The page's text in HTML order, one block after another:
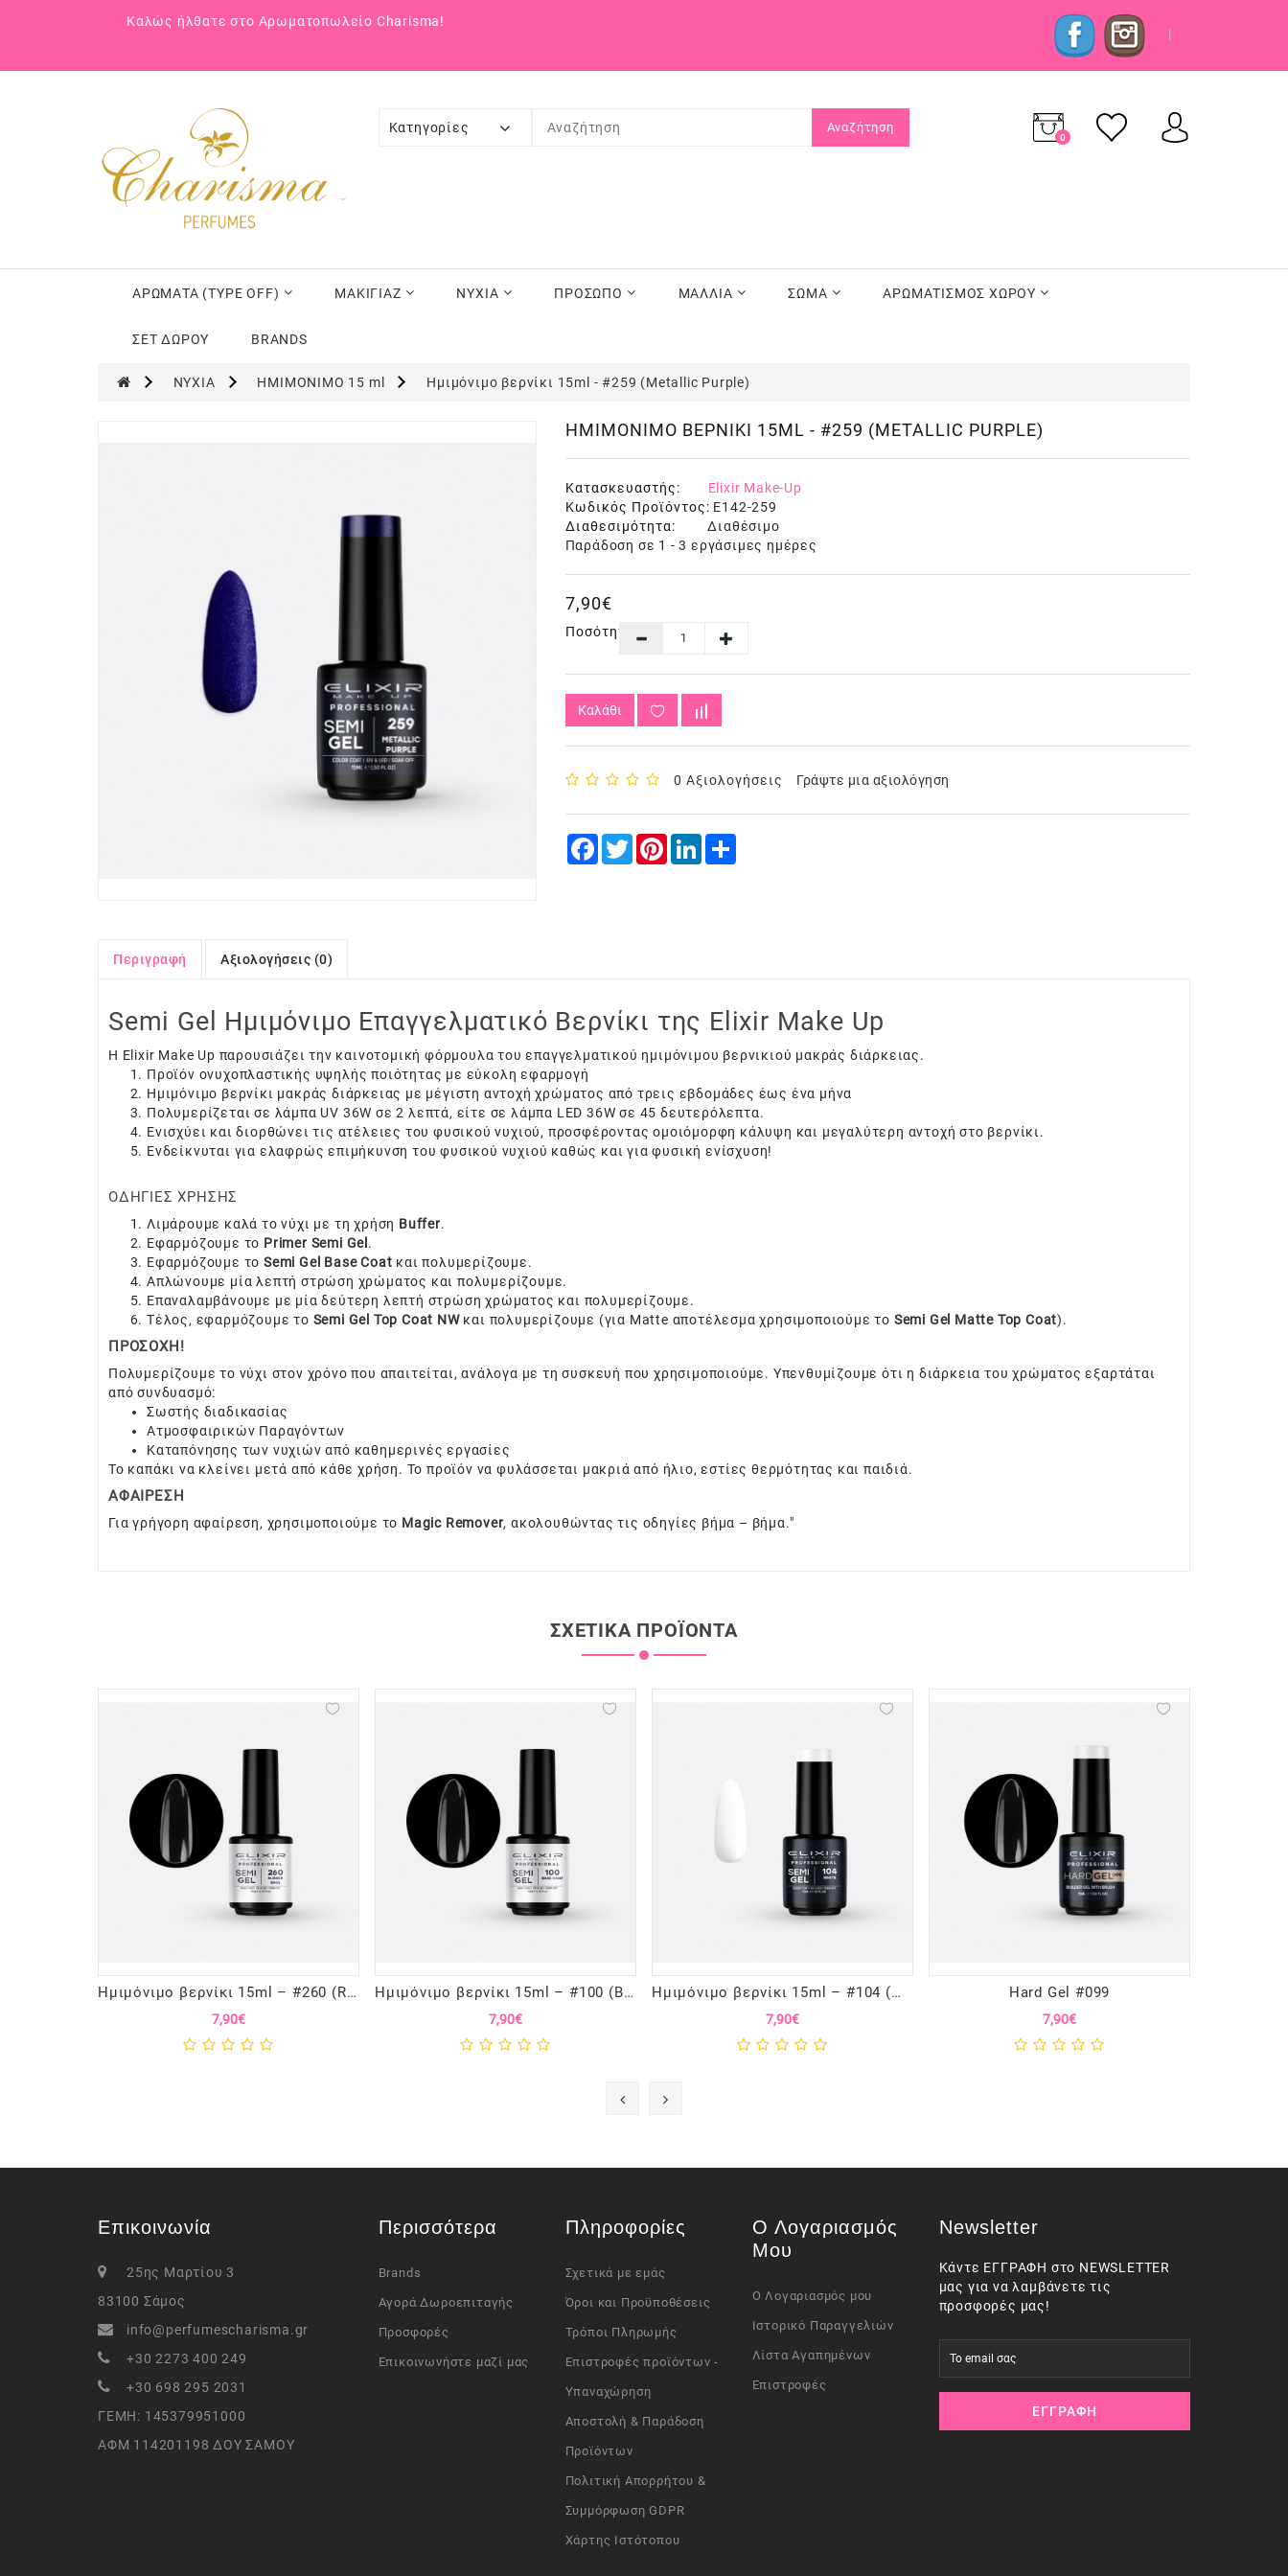
Καλώς ήλθατε στο Αρωματοπωλείο Charisma!
|
Κατηγορίες Αναζήτηση
0
ΑΡΩΜΑΤΑ (TYPE OFF) ΜΑΚΙΓΙΑΖ ΝΥΧΙΑ ΠΡΟΣΩΠΟ ΜΑΛΛΙΑ ΣΩΜΑ ΑΡΩΜΑΤΙΣΜΟΣ ΧΩΡΟΥ
ΣΕΤ ΔΩΡΟΥ BRANDS
ΝΥΧΙΑ ΗΜΙΜΟΝΙΜΟ 15 ml Ημιμόνιμο βερνίκι 15ml - #259 (Metallic Purple)
ΗΜΙΜΌΝΙΜΟ ΒΕΡΝΊΚΙ 15ML - #259 (METALLIC PURPLE)
Κατασκευαστής:
Elixir Make-Up
Κωδικός Προϊόντος: E142-259
Διαθεσιμότητα:
Διαθέσιμο
Παράδοση σε 1 - 3 εργάσιμες ημέρες
7,90€
Ποσότητα
Καλάθι
0 Αξιολογήσεις Γράψτε μια αξιολόγηση
Facebook
TwitterPinterestLinkedInShare
Περιγραφή Αξιολογήσεις (0)
Semi Gel Ημιμόνιμο Επαγγελματικό Βερνίκι της Elixir Make Up
H Elixir Make Up παρουσιάζει την καινοτομική φόρμουλα του επαγγελματικού ημιμόνιμου βερνικιού μακράς διάρκειας.
Προϊόν ονυχοπλαστικής υψηλής ποιότητας με εύκολη εφαρμογή
Ημιμόνιμο βερνίκι μακράς διάρκειας με μέγιστη αντοχή χρώματος από τρεις εβδομάδες έως ένα μήνα
Πολυμερίζεται σε λάμπα UV 36W σε 2 λεπτά, είτε σε λάμπα LED 36W σε 45 δευτερόλεπτα.
Ενισχύει και διορθώνει τις ατέλειες του φυσικού νυχιού, προσφέροντας ομοιόμορφη κάλυψη και μεγαλύτερη αντοχή στο βερνίκι.
Ενδείκνυται για ελαφρώς επιμήκυνση του φυσικού νυχιού καθώς και για φυσική ενίσχυση!
ΟΔΗΓΙΕΣ ΧΡΗΣΗΣ
Λιμάρουμε καλά το νύχι με τη χρήση Buffer.
Εφαρμόζουμε το Primer Semi Gel.
Εφαρμόζουμε το Semi Gel Base Coat και πολυμερίζουμε.
Απλώνουμε μία λεπτή στρώση χρώματος και πολυμερίζουμε.
Επαναλαμβάνουμε με μία δεύτερη λεπτή στρώση χρώματος και πολυμερίζουμε.
Τέλος, εφαρμόζουμε το Semi Gel Top Coat NWκαι πολυμερίζουμε (για Matte αποτέλεσμα χρησιμοποιούμε το Semi Gel Matte Top Coat).
ΠΡΟΣΟΧΗ!
Πολυμερίζουμε το νύχι στον χρόνο που απαιτείται, ανάλογα με τη συσκευή που χρησιμοποιούμε. Υπενθυμίζουμε ότι η διάρκεια του χρώματος εξαρτάται
από συνδυασμό:
Σωστής διαδικασίας
Ατμοσφαιρικών Παραγόντων
Καταπόνησης των νυχιών από καθημερινές εργασίες
Το καπάκι να κλείνει μετά από κάθε χρήση. Το προϊόν να φυλάσσεται μακριά από ήλιο, εστίες θερμότητας και παιδιά.
ΑΦΑΙΡΕΣΗ
Για γρήγορη αφαίρεση, χρησιμοποιούμε το Magic Remover, ακολουθώντας τις οδηγίες βήμα – βήμα."
ΣΧΕΤΙΚΆ ΠΡΟΪΌΝΤΑ
Ημιμόνιμο βερνίκι 15ml – #260 (Rubber Base)
7,90€
Ημιμόνιμο βερνίκι 15ml – #100 (Base Coat)
7,90€
Ημιμόνιμο βερνίκι 15ml – #104 (White)
7,90€
Hard Gel #099
7,90€
Επικοινωνία
25ης Μαρτίου 3
83100 Σάμος
info@perfumescharisma.gr
+30 2273 400 249
+30 698 295 2031
ΓΕΜΗ: 145379951000
ΑΦΜ 114201198 ΔΟΥ ΣΑΜΟΥ
Περισσότερα
Brands
Αγορά Δωροεπιταγής
Προσφορές
Επικοινωνήστε μαζί μας
Πληροφορίες
Σχετικά με εμάς
Όροι και Προϋποθέσεις
Τρόποι Πληρωμής
Επιστροφές προϊόντων -
Υπαναχώρηση
Αποστολή & Παράδοση
Προϊόντων
Πολιτική Απορρήτου &
Συμμόρφωση GDPR
Χάρτης Ιστότοπου
Ο Λογαριασμός
Μου
Ο Λογαριασμός μου
Ιστορικό Παραγγελιών
Λίστα Αγαπημένων
Επιστροφές
Newsletter
Κάντε ΕΓΓΡΑΦΗ στο NEWSLETTER
μας για να λαμβάνετε τις
προσφορές μας!
ΕΓΓΡΑΦΉ